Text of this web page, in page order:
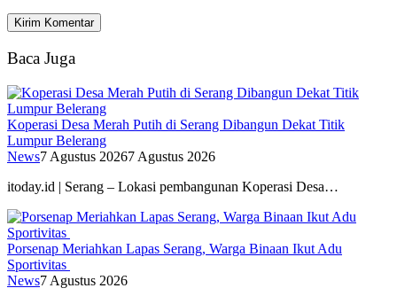
Baca Juga
Koperasi Desa Merah Putih di Serang Dibangun Dekat Titik
Lumpur Belerang
News7 Agustus 20267 Agustus 2026
itoday.id | Serang – Lokasi pembangunan Koperasi Desa…
Porsenap Meriahkan Lapas Serang, Warga Binaan Ikut Adu
Sportivitas
News7 Agustus 2026